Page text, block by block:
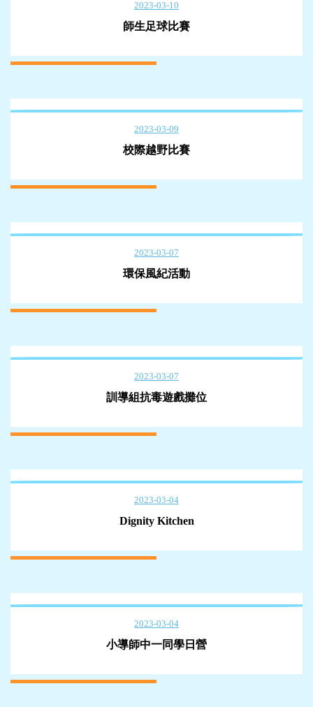
2023-03-10
師生足球比賽
2023-03-09
校際越野比賽
2023-03-07
環保風紀活動
2023-03-07
訓導組抗毒遊戲攤位
2023-03-04
Dignity Kitchen
2023-03-04
小導師中一同學日營